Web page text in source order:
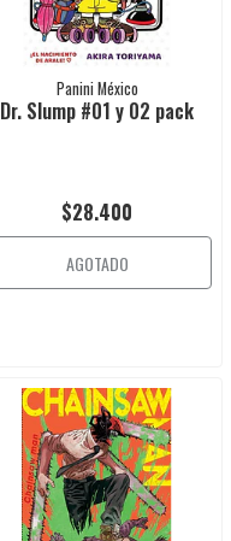
Panini México
Dr. Slump #01 y 02 pack
$28.400
AGOTADO